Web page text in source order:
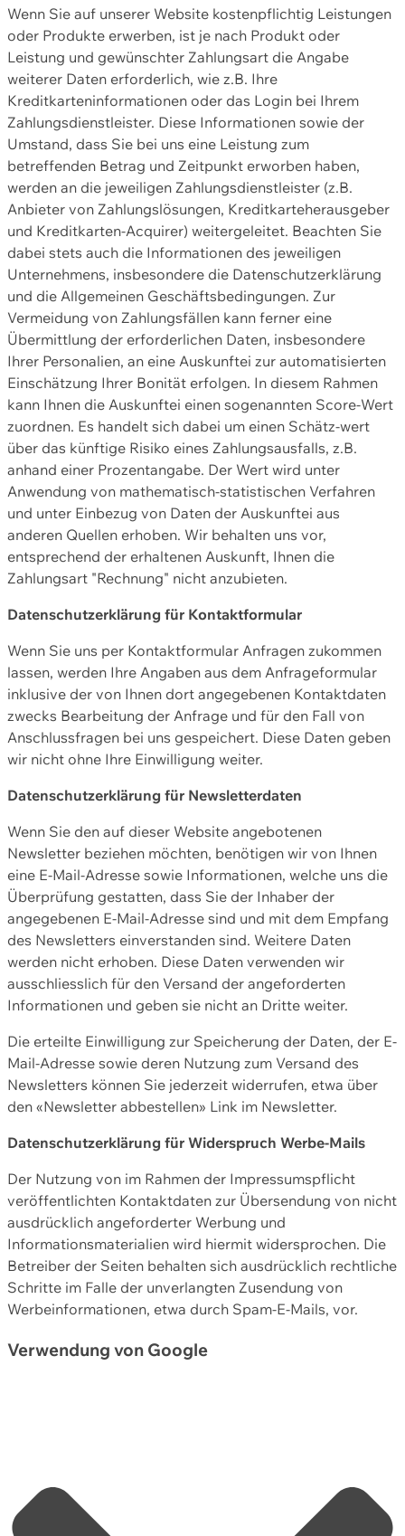
Wenn Sie auf unserer Website kostenpflichtig Leistungen
oder Produkte erwerben, ist je nach Produkt oder
Leistung und gewünschter Zahlungsart die Angabe
weiterer Daten erforderlich, wie z.B. Ihre
Kreditkarteninformationen oder das Login bei Ihrem
Zahlungsdienstleister. Diese Informationen sowie der
Umstand, dass Sie bei uns eine Leistung zum
betreffenden Betrag und Zeitpunkt erworben haben,
werden an die jeweiligen Zahlungsdienstleister (z.B.
Anbieter von Zahlungslösungen, Kreditkarteherausgeber
und Kreditkarten-Acquirer) weitergeleitet. Beachten Sie
dabei stets auch die Informationen des jeweiligen
Unternehmens, insbesondere die Datenschutzerklärung
und die Allgemeinen Geschäftsbedingungen. Zur
Vermeidung von Zahlungsfällen kann ferner eine
Übermittlung der erforderlichen Daten, insbesondere
Ihrer Personalien, an eine Auskunftei zur automatisierten
Einschätzung Ihrer Bonität erfolgen. In diesem Rahmen
kann Ihnen die Auskunftei einen sogenannten Score-Wert
zuordnen. Es handelt sich dabei um einen Schätz-wert
über das künftige Risiko eines Zahlungsausfalls, z.B.
anhand einer Prozentangabe. Der Wert wird unter
Anwendung von mathematisch-statistischen Verfahren
und unter Einbezug von Daten der Auskunftei aus
anderen Quellen erhoben. Wir behalten uns vor,
entsprechend der erhaltenen Auskunft, Ihnen die
Zahlungsart "Rechnung" nicht anzubieten.
Datenschutzerklärung für Kontaktformular
Wenn Sie uns per Kontaktformular Anfragen zukommen
lassen, werden Ihre Angaben aus dem Anfrageformular
inklusive der von Ihnen dort angegebenen Kontaktdaten
zwecks Bearbeitung der Anfrage und für den Fall von
Anschlussfragen bei uns gespeichert. Diese Daten geben
wir nicht ohne Ihre Einwilligung weiter.
Datenschutzerklärung für Newsletterdaten
Wenn Sie den auf dieser Website angebotenen
Newsletter beziehen möchten, benötigen wir von Ihnen
eine E-Mail-Adresse sowie Informationen, welche uns die
Überprüfung gestatten, dass Sie der Inhaber der
angegebenen E-Mail-Adresse sind und mit dem Empfang
des Newsletters einverstanden sind. Weitere Daten
werden nicht erhoben. Diese Daten verwenden wir
ausschliesslich für den Versand der angeforderten
Informationen und geben sie nicht an Dritte weiter.
Die erteilte Einwilligung zur Speicherung der Daten, der E-
Mail-Adresse sowie deren Nutzung zum Versand des
Newsletters können Sie jederzeit widerrufen, etwa über
den «Newsletter abbestellen» Link im Newsletter.
Datenschutzerklärung für Widerspruch Werbe-Mails
Der Nutzung von im Rahmen der Impressumspflicht
veröffentlichten Kontaktdaten zur Übersendung von nicht
ausdrücklich angeforderter Werbung und
Informationsmaterialien wird hiermit widersprochen. Die
Betreiber der Seiten behalten sich ausdrücklich rechtliche
Schritte im Falle der unverlangten Zusendung von
Werbeinformationen, etwa durch Spam-E-Mails, vor.
Verwendung von Google